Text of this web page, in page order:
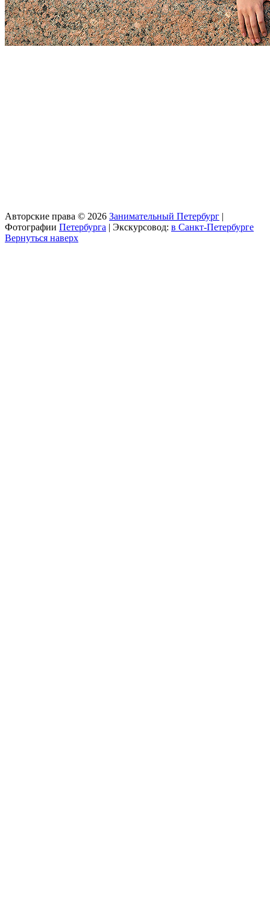
Авторские права © 2026 Занимательный Петербург |
Фотографии Петербурга | Экскурсовод: в Санкт-Петербурге
Вернуться наверх